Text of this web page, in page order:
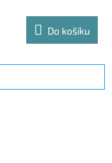
Do košíku